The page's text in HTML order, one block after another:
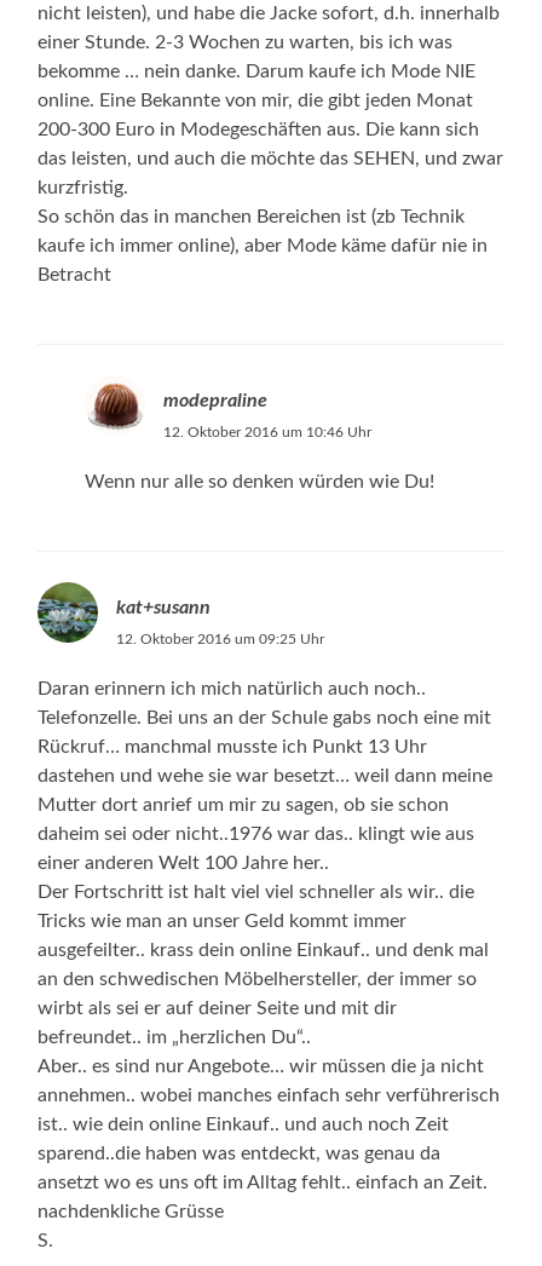
nicht leisten), und habe die Jacke sofort, d.h. innerhalb
einer Stunde. 2-3 Wochen zu warten, bis ich was
bekomme … nein danke. Darum kaufe ich Mode NIE
online. Eine Bekannte von mir, die gibt jeden Monat
200-300 Euro in Modegeschäften aus. Die kann sich
das leisten, und auch die möchte das SEHEN, und zwar
kurzfristig.
So schön das in manchen Bereichen ist (zb Technik
kaufe ich immer online), aber Mode käme dafür nie in
Betracht
modepraline
12. Oktober 2016 um 10:46 Uhr
Wenn nur alle so denken würden wie Du!
kat+susann
12. Oktober 2016 um 09:25 Uhr
Daran erinnern ich mich natürlich auch noch..
Telefonzelle. Bei uns an der Schule gabs noch eine mit
Rückruf… manchmal musste ich Punkt 13 Uhr
dastehen und wehe sie war besetzt… weil dann meine
Mutter dort anrief um mir zu sagen, ob sie schon
daheim sei oder nicht..1976 war das.. klingt wie aus
einer anderen Welt 100 Jahre her..
Der Fortschritt ist halt viel viel schneller als wir.. die
Tricks wie man an unser Geld kommt immer
ausgefeilter.. krass dein online Einkauf.. und denk mal
an den schwedischen Möbelhersteller, der immer so
wirbt als sei er auf deiner Seite und mit dir
befreundet.. im „herzlichen Du“..
Aber.. es sind nur Angebote… wir müssen die ja nicht
annehmen.. wobei manches einfach sehr verführerisch
ist.. wie dein online Einkauf.. und auch noch Zeit
sparend..die haben was entdeckt, was genau da
ansetzt wo es uns oft im Alltag fehlt.. einfach an Zeit.
nachdenkliche Grüsse
S.